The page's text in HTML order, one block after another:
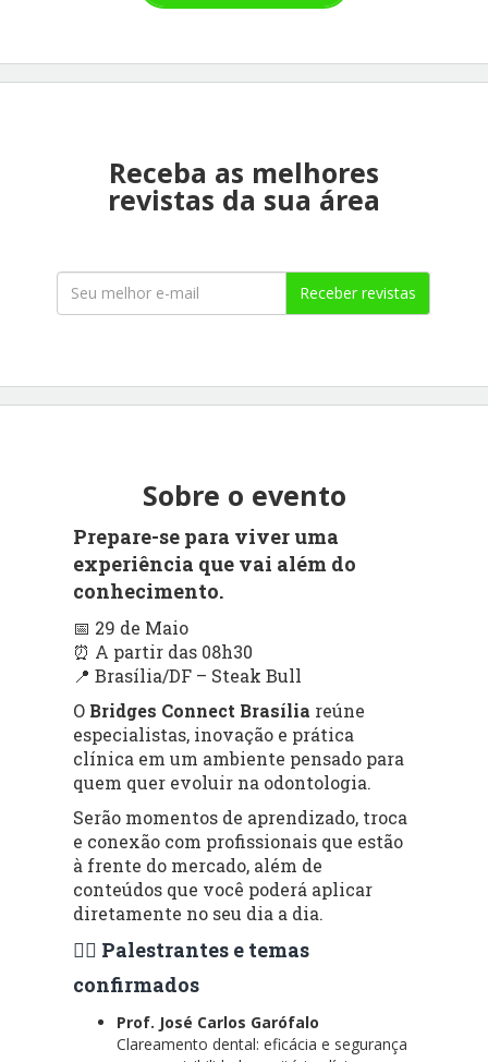
Receba as melhores
revistas da sua área
Receber revistas
Sobre o evento
Prepare-se para viver uma
experiência que vai além do
conhecimento.
📅 29 de Maio
⏰ A partir das 08h30
📍 Brasília/DF – Steak Bull
O Bridges Connect Brasília reúne
especialistas, inovação e prática
clínica em um ambiente pensado para
quem quer evoluir na odontologia.
Serão momentos de aprendizado, troca
e conexão com profissionais que estão
à frente do mercado, além de
conteúdos que você poderá aplicar
diretamente no seu dia a dia.
👨‍⚕️ Palestrantes e temas
confirmados
Prof. José Carlos Garófalo
Clareamento dental: eficácia e segurança